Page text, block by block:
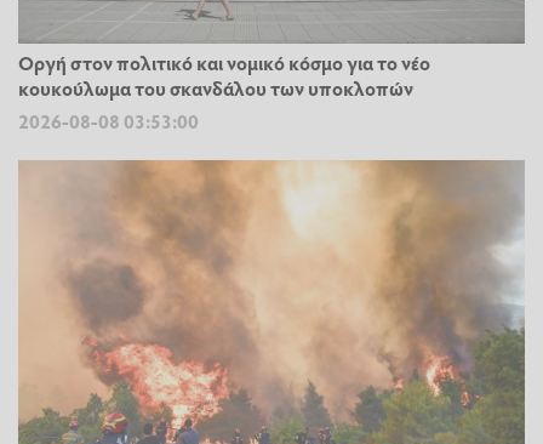
Οργή στον πολιτικό και νομικό κόσμο για το νέο
κουκούλωμα του σκανδάλου των υποκλοπών
2026-08-08 03:53:00